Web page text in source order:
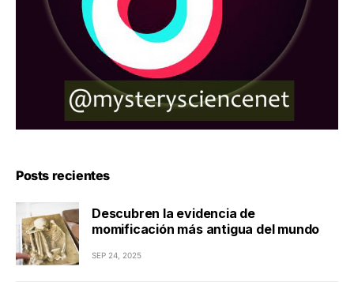
Posts recientes
Descubren la evidencia de
momificación más antigua del mundo
SEP 24, 2025